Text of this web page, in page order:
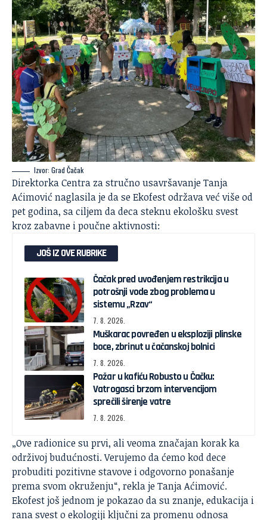
Izvor: Grad Čačak
Direktorka Centra za stručno usavršavanje Tanja
Aćimović naglasila je da se Ekofest održava već više od
pet godina, sa ciljem da deca steknu ekološku svest
kroz zabavne i poučne aktivnosti:
JOŠ IZ OVE RUBRIKE
Čačak pred uvođenjem restrikcija u
potrošnji vode zbog problema u
sistemu „Rzav“
7. 8. 2026.
Muškarac povređen u eksploziji plinske
boce, zbrinut u čačanskoj bolnici
7. 8. 2026.
Požar u kafiću Robusto u Čačku:
Vatrogasci brzom intervencijom
sprečili širenje vatre
7. 8. 2026.
„Ove radionice su prvi, ali veoma značajan korak ka
održivoj budućnosti. Verujemo da ćemo kod dece
probuditi pozitivne stavove i odgovorno ponašanje
prema svom okruženju“, rekla je Tanja Aćimović.
Ekofest još jednom je pokazao da su znanje, edukacija i
rana svest o ekologiji ključni za promenu odnosa